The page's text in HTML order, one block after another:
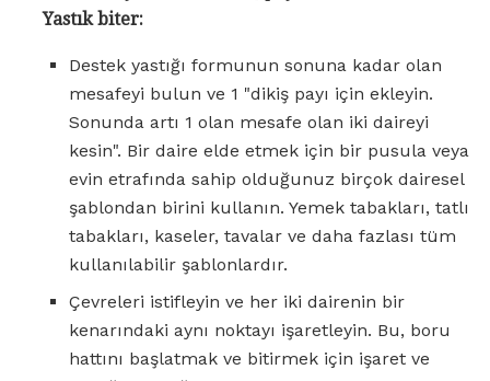
Yastık biter:
Destek yastığı formunun sonuna kadar olan
mesafeyi bulun ve 1 "dikiş payı için ekleyin.
Sonunda artı 1 olan mesafe olan iki daireyi
kesin". Bir daire elde etmek için bir pusula veya
evin etrafında sahip olduğunuz birçok dairesel
şablondan birini kullanın. Yemek tabakları, tatlı
tabakları, kaseler, tavalar ve daha fazlası tüm
kullanılabilir şablonlardır.
Çevreleri istifleyin ve her iki dairenin bir
kenarındaki aynı noktayı işaretleyin. Bu, boru
hattını başlatmak ve bitirmek için işaret ve